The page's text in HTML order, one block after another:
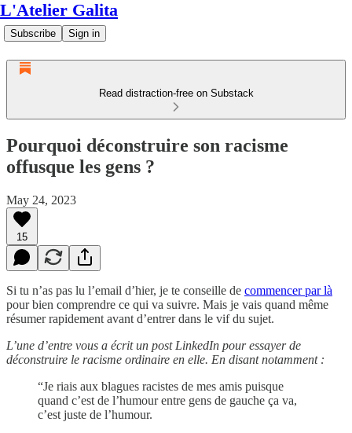
L'Atelier Galita
Subscribe Sign in
Read distraction-free on Substack
Pourquoi déconstruire son racisme
offusque les gens ?
May 24, 2023
15
Si tu n’as pas lu l’email d’hier, je te conseille de commencer par là
pour bien comprendre ce qui va suivre. Mais je vais quand même
résumer rapidement avant d’entrer dans le vif du sujet.
L’une d’entre vous a écrit un post LinkedIn pour essayer de
déconstruire le racisme ordinaire en elle. En disant notamment :
“Je riais aux blagues racistes de mes amis puisque
quand c’est de l’humour entre gens de gauche ça va,
c’est juste de l’humour.